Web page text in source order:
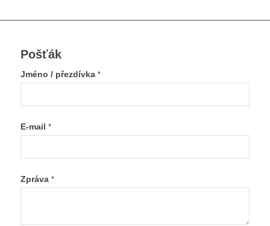
Pošťák
Jméno / přezdívka *
E-mail *
Zpráva *